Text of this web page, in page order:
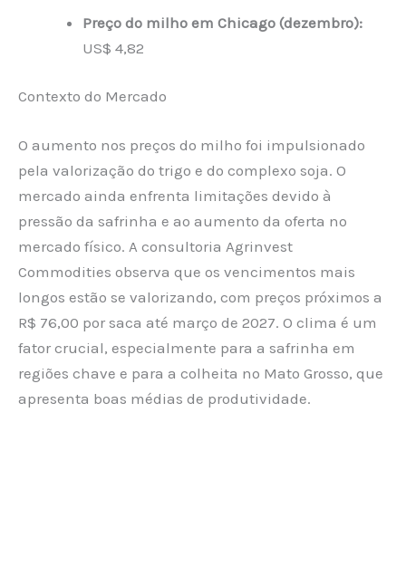
Preço do milho em Chicago (dezembro):
US$ 4,82
Contexto do Mercado
O aumento nos preços do milho foi impulsionado
pela valorização do trigo e do complexo soja. O
mercado ainda enfrenta limitações devido à
pressão da safrinha e ao aumento da oferta no
mercado físico. A consultoria Agrinvest
Commodities observa que os vencimentos mais
longos estão se valorizando, com preços próximos a
R$ 76,00 por saca até março de 2027. O clima é um
fator crucial, especialmente para a safrinha em
regiões chave e para a colheita no Mato Grosso, que
apresenta boas médias de produtividade.